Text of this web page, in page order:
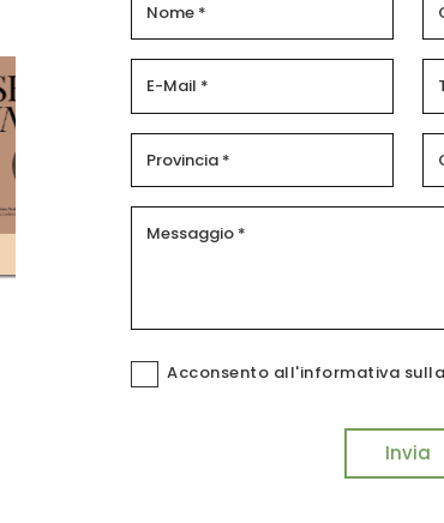
Acconsento all'informativa sulla
Invia